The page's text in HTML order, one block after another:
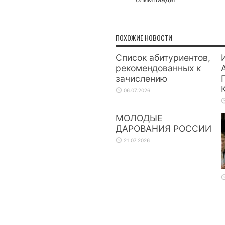
ПОХОЖИЕ НОВОСТИ
Список абитуриентов,
рекомендованных к
зачислению
06.07.2026
МОЛОДЫЕ
ДАРОВАНИЯ РОССИИ
21.07.2026